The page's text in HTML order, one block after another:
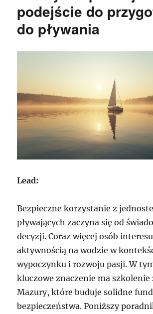
podejście do
do pływania
Lead:
Bezpieczne korzystanie z
pływających zaczyna się od
decyzji. Coraz więcej osób
aktywnością na wodzie w
wypoczynku i rozwoju pasji. W
kluczowe znaczenie ma szkolenie
Mazury, które buduje solidne
bezpieczeństwa. Poniższy